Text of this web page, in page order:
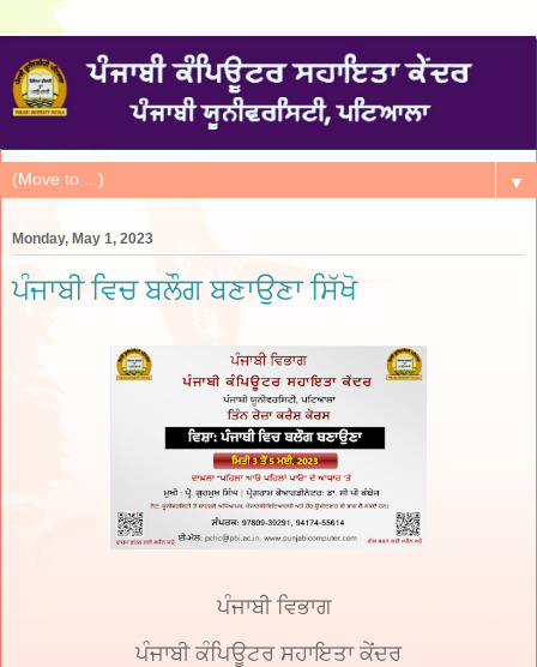
▼
Monday, May 1, 2023
ਪੰਜਾਬੀ ਵਿਚ ਬਲੌਗ ਬਣਾਉਣਾ ਸਿੱਖੋ
ਪੰਜਾਬੀ ਵਿਭਾਗ
ਪੰਜਾਬੀ ਕੰਪਿਊਟਰ ਸਹਾਇਤਾ ਕੇਂਦਰ